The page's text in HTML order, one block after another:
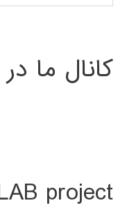
کانال ما
project